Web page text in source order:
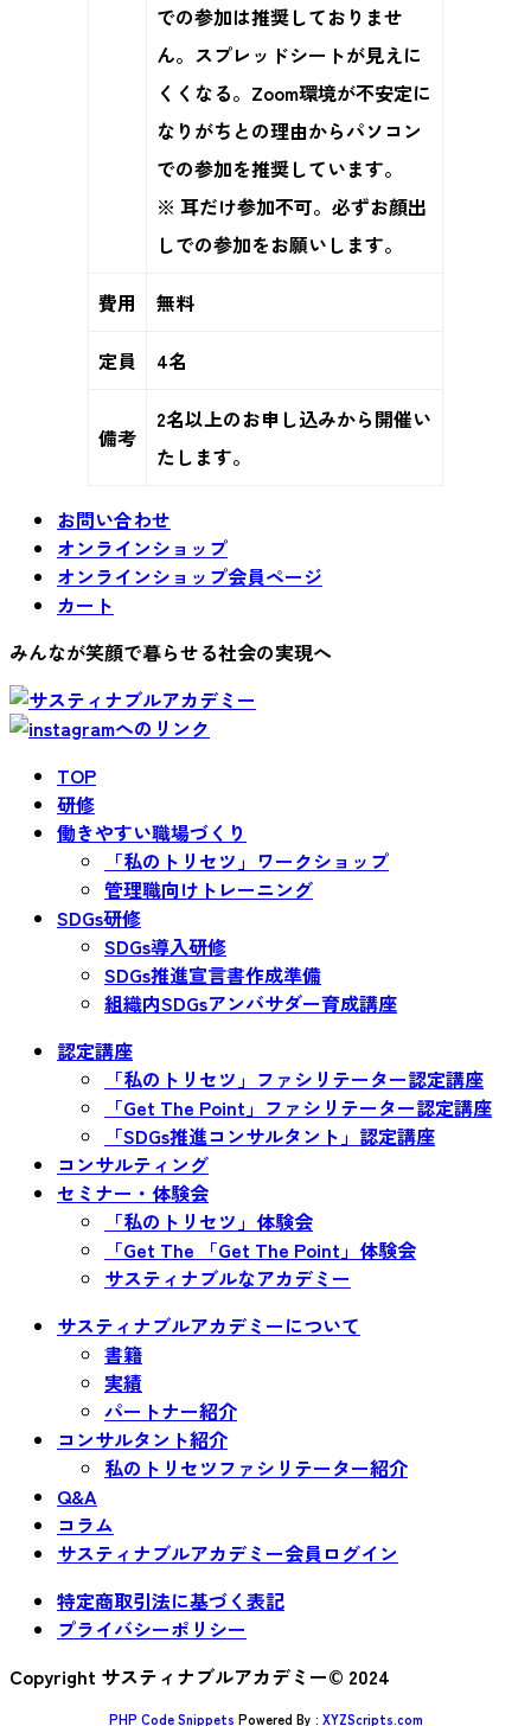
での参加は推奨しておりませ
ん。スプレッドシートが見えに
くくなる。Zoom環境が不安定に
なりがちとの理由からパソコン
での参加を推奨しています。
※ 耳だけ参加不可。必ずお顔出
しでの参加をお願いします。
費用 無料
定員 4名
備考
2名以上のお申し込みから開催い
たします。
お問い合わせ
オンラインショップ
オンラインショップ会員ページ
カート
みんなが笑顔で暮らせる社会の実現へ
TOP
研修
働きやすい職場づくり
「私のトリセツ」ワークショップ
管理職向けトレーニング
SDGs研修
SDGs導入研修
SDGs推進宣言書作成準備
組織内SDGsアンバサダー育成講座
認定講座
「私のトリセツ」ファシリテーター認定講座
「Get The Point」ファシリテーター認定講座
「SDGs推進コンサルタント」認定講座
コンサルティング
セミナー・体験会
「私のトリセツ」体験会
「Get The 「Get The Point」体験会
サスティナブルなアカデミー
サスティナブルアカデミーについて
書籍
実績
パートナー紹介
コンサルタント紹介
私のトリセツファシリテーター紹介
Q&A
コラム
サスティナブルアカデミー会員ログイン
特定商取引法に基づく表記
プライバシーポリシー
Copyright サスティナブルアカデミー© 2024
PHP Code Snippets Powered By : XYZScripts.com